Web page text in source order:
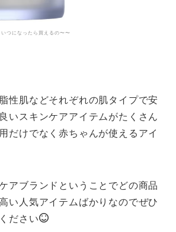
つになったら買えるの〜〜
性肌などそれぞれの肌タイプで安
いスキンケアアイテムがたくさん
だけでなく赤ちゃんが使えるアイ
アブランドということでどの商品
い人気アイテムばかりなのでぜひ
ださい